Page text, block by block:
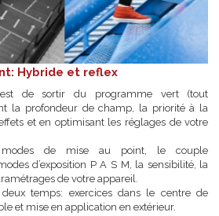
Hybride et reflex
est de sortir du programme vert
la profondeur de champ, la priorité
effets et en optimisant les réglages de
de mise au point, le
d’exposition P A S M, la
de votre appareil.